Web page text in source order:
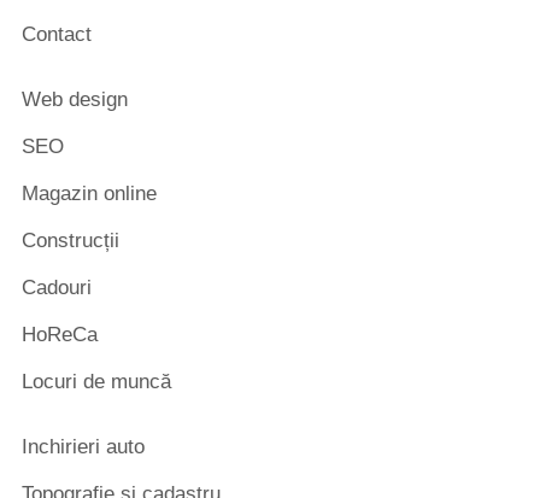
Contact
Web design
SEO
Magazin online
Construcții
Cadouri
HoReCa
Locuri de muncă
Inchirieri auto
Topografie și cadastru